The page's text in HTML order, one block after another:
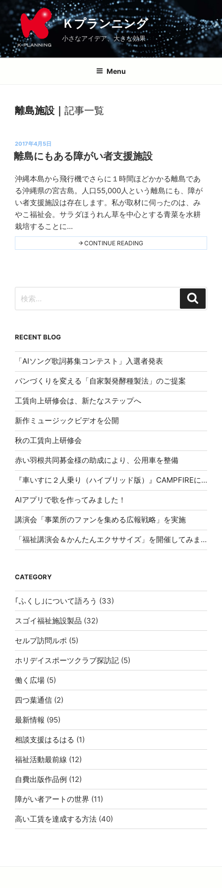
ツ
Ｋプランニング ブログ \離島施設
Ｋプランニング
小さなアイデア、大きな効果
Menu
離島施設｜ 記事一覧
投
稿
日:
2017年4月5日
離島にもある障がい者支援施設
Ｋ
プ
ラ
ン
ニ
沖縄本島から飛行機でさらに１時間ほどかかる離島であ
る沖縄県の宮古島。人口55,000人という離島にも、障が
い者支援施設は存在します。私が取材に伺ったのは、み
やこ福祉会。サラダほうれん草を中心とする青菜を水耕
栽培することに...
"離
島
障
者
CONTINUE READING
索:
RECENT BLOG
「AIソング歌詞募集コンテスト」入選者発表
パンづくりを変える「自家製発酵種製法」のご提案
工賃向上研修会は、新たなステップへ
新作ミュージックビデオを公開
秋の工賃向上研修会
赤い羽根共同募金様の助成により、公用車を整備
『車いすに２人乗り（ハイブリッド版）』CAMPFIREにて応援購入スタート！
AIアプリで歌を作ってみました！
講演会「事業所のファンを集める広報戦略」を実施
「福祉講演会＆かんたんエクササイズ」を開催してみませんか？
CATEGORY
｢ふくし｣について語ろう (33)
スゴイ福祉施設製品 (32)
セルプ訪問ルポ (5)
ホリデイスポーツクラブ探訪記 (5)
働く広場 (5)
四つ葉通信 (2)
最新情報 (95)
相談支援はるはる (1)
福祉活動最前線 (12)
自費出版作品例 (12)
障がい者アートの世界 (11)
高い工賃を達成する方法 (40)